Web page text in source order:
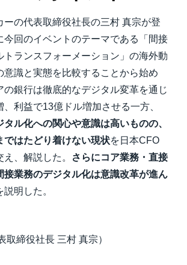
ーの代表取締役社長の三村 真宗が登
今回のイベントのテーマである「間接
トランスフォーメーション」の海外動
意識と実態を比較することから始め
の銀行は徹底的なデジタル変革を通じ
利益で13億ドル増加させる一方、
タル化への関心や意識は高いものの、
ではたどり着けない現状を日本CFO
、解説した。
さらにコア業務・直接
接業務のデジタル化は意識改革が進ん
説明した。
取締役社長 三村 真宗）